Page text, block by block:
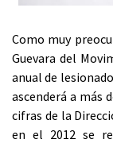
Como muy
Guevara del
anual de
ascenderá a más
cifras de la
en el 2012 se